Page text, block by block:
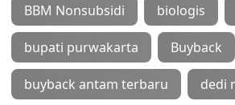
BBM Nonsubsidi biologis
bupati purwakarta Buyback
buyback antam terbaru dedi